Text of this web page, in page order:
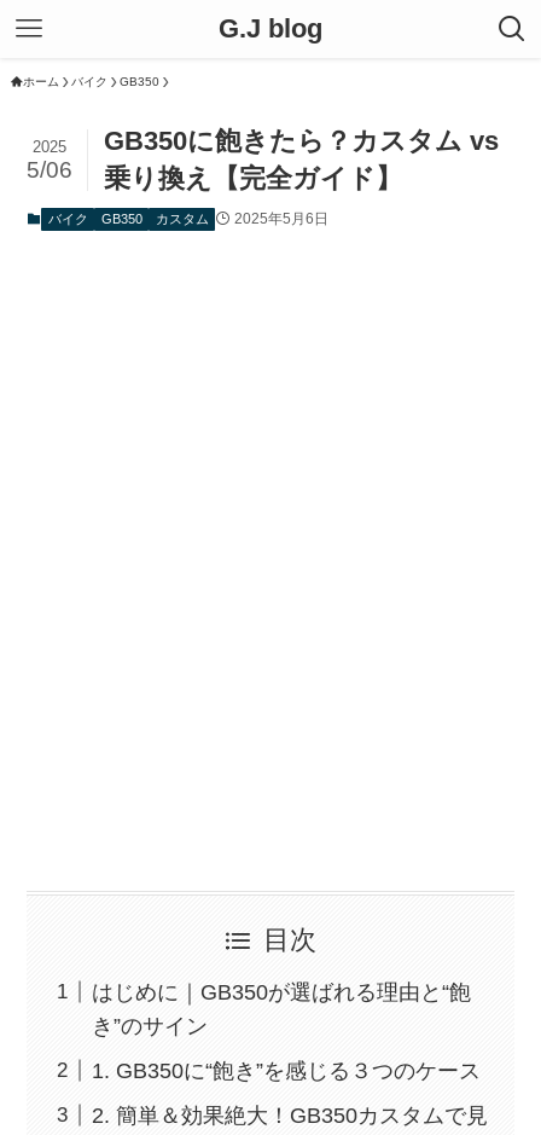
G.J blog
ホーム バイク GB350
GB350に飽きたら？カスタム vs
乗り換え【完全ガイド】
2025
5/06
バイク GB350 カスタム 2025年5月6日
目次
はじめに｜GB350が選ばれる理由と“飽
き”のサイン
1. GB350に“飽き”を感じる３つのケース
2. 簡単＆効果絶大！GB350カスタムで見